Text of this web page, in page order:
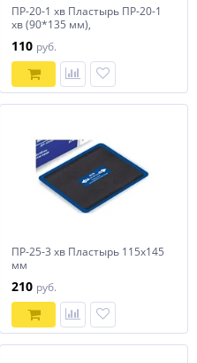
ПР-20-1 хв Пластырь ПР-20-1
хв (90*135 мм),
110 руб.
ПР-25-3 хв Пластырь 115х145
мм
210 руб.